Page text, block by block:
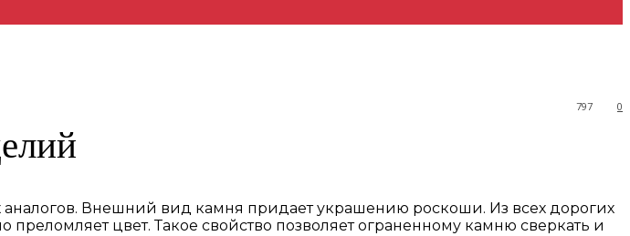
0
797
Внешний вид камня придает украшению роскоши. Из всех дорогих
цвет. Такое свойство позволяет ограненному камню сверкать и